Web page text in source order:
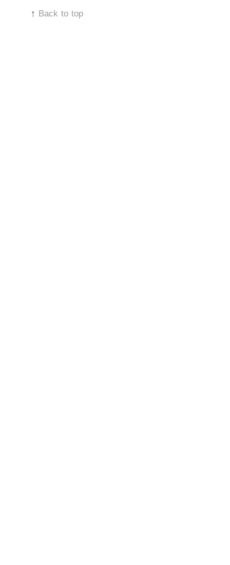
↑ Back to top